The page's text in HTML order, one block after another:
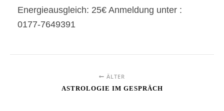
Energieausgleich: 25€ Anmeldung unter :
0177-7649391
ÄLTER
ASTROLOGIE IM GESPRÄCH